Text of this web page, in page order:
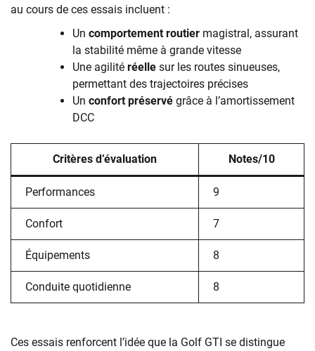
au cours de ces essais incluent :
Un comportement routier magistral, assurant
la stabilité même à grande vitesse
Une agilité réelle sur les routes sinueuses,
permettant des trajectoires précises
Un confort préservé grâce à l’amortissement
DCC
Critères d’évaluation Notes/10
Performances 9
Confort 7
Équipements 8
Conduite quotidienne 8
Ces essais renforcent l’idée que la Golf GTI se distingue